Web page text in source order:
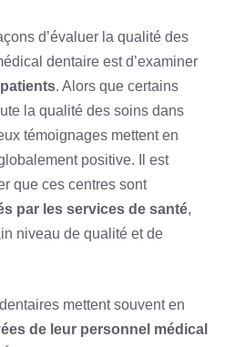
d’évaluer la qualité des
dentaire est d’examiner
. Alors que certains
la qualité des soins dans
témoignages mettent en
positive. Il est
que ces centres sont
par les services de santé,
niveau de qualité et de
mettent souvent en
de leur personnel médical